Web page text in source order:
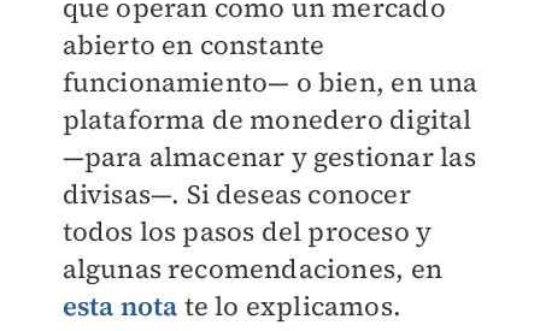
que operan como un mercado
abierto en constante
funcionamiento— o bien, en una
plataforma de monedero digital
—para almacenar y gestionar las
divisas—. Si deseas conocer
todos los pasos del proceso y
algunas recomendaciones, en
esta nota te lo explicamos.